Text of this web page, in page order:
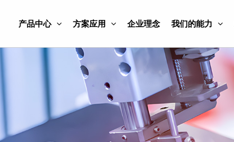
产品中心 方案应用 企业理念 我们的能力